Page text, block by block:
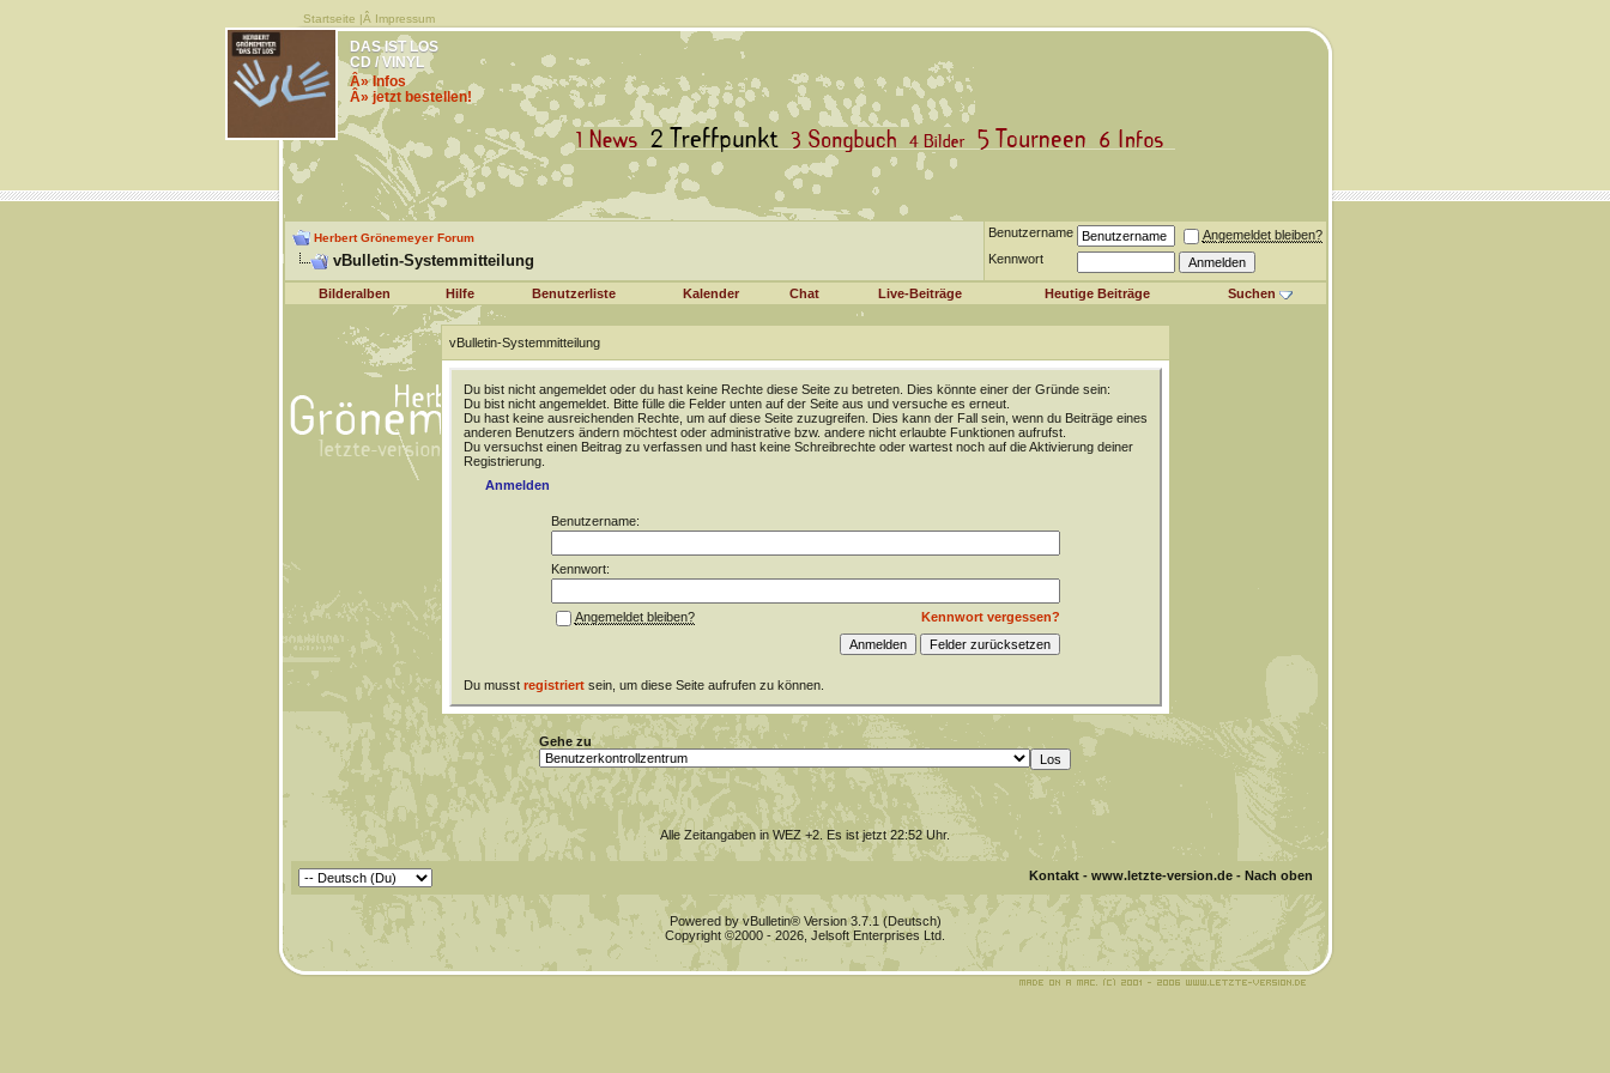
Startseite |Â Impressum
DAS IST LOS
CD / VINYL
Â» Infos
Â» jetzt bestellen!
Herbert Grönemeyer Forum
vBulletin-Systemmitteilung
Benutzername
Angemeldet bleiben?
Kennwort
Bilderalben Hilfe Benutzerliste Kalender Chat Live-Beiträge Heutige Beiträge Suchen
vBulletin-Systemmitteilung
Du bist nicht angemeldet oder du hast keine Rechte diese Seite zu betreten. Dies könnte einer der Gründe sein:
Du bist nicht angemeldet. Bitte fülle die Felder unten auf der Seite aus und versuche es erneut.
Du hast keine ausreichenden Rechte, um auf diese Seite zuzugreifen. Dies kann der Fall sein, wenn du Beiträge eines
anderen Benutzers ändern möchtest oder administrative bzw. andere nicht erlaubte Funktionen aufrufst.
Du versuchst einen Beitrag zu verfassen und hast keine Schreibrechte oder wartest noch auf die Aktivierung deiner
Registrierung.
Anmelden
Benutzername:
Kennwort:
Kennwort vergessen?
Angemeldet bleiben?
Du musst registriertsein, um diese Seite aufrufen zu können.
Gehe zu
Alle Zeitangaben in WEZ +2. Es ist jetzt22:52Uhr.
Kontakt- www.letzte-version.de- Nach oben
Powered by vBulletin® Version 3.7.1 (Deutsch)
Copyright ©2000 - 2026, Jelsoft Enterprises Ltd.